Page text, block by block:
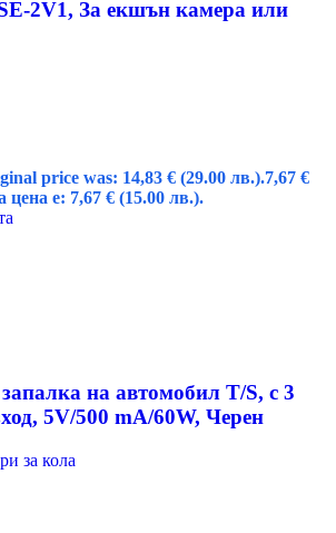
2V1, За екшън камера или
price was: 14,83 € (29.00 лв.).7,67 €
цена е: 7,67 € (15.00 лв.).
на автомобил T/S, с 3
5V/500 mA/60W, Черен
за кола